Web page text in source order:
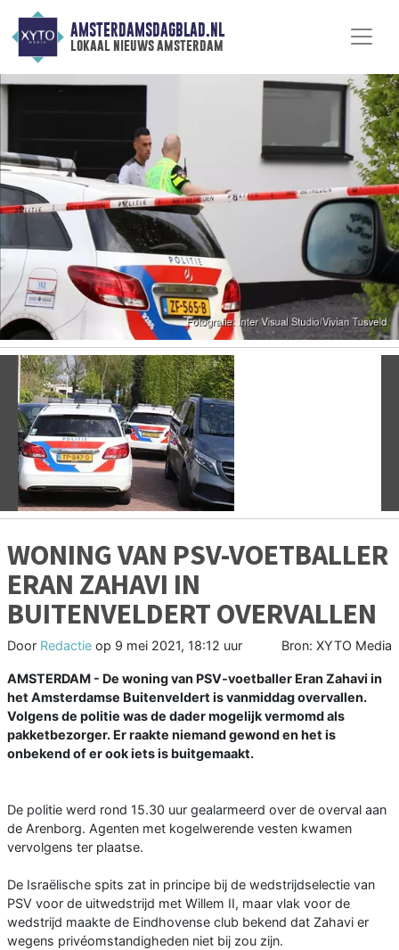
AMSTERDAMSDAGBLAD.NL
lokaal nieuws amsterdam
Vorige
WONING VAN PSV-VOETBALLER
ERAN ZAHAVI IN
BUITENVELDERT OVERVALLEN
Door Redactie op 9 mei 2021, 18:12 uur Bron: XYTO Media
AMSTERDAM - De woning van PSV-voetballer Eran Zahavi in
het Amsterdamse Buitenveldert is vanmiddag overvallen.
Volgens de politie was de dader mogelijk vermomd als
pakketbezorger. Er raakte niemand gewond en het is
onbekend of er ook iets is buitgemaakt.
De politie werd rond 15.30 uur gealarmeerd over de overval aan
de Arenborg. Agenten met kogelwerende vesten kwamen
vervolgens ter plaatse.
De Israëlische spits zat in principe bij de wedstrijdselectie van
PSV voor de uitwedstrijd met Willem II, maar vlak voor de
wedstrijd maakte de Eindhovense club bekend dat Zahavi er
wegens privéomstandigheden niet bij zou zijn.